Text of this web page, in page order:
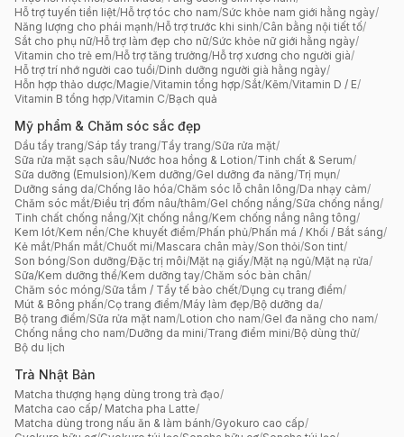
Hỗ trợ tuyến tiền liệt/Hỗ trợ tóc cho nam/Sức khỏe nam giới hằng ngày/
Năng lượng cho phái mạnh/Hỗ trợ trước khi sinh/Cân bằng nội tiết tố/
Sắt cho phụ nữ/Hỗ trợ làm đẹp cho nữ/Sức khỏe nữ giới hằng ngày/
Vitamin cho trẻ em/Hỗ trợ tăng trưởng/Hỗ trợ xương cho người già/
Hỗ trợ trí nhớ người cao tuổi/Dinh dưỡng người già hằng ngày/
Hỗn hợp thảo dược/Magie/Vitamin tổng hợp/Sắt/Kẽm/Vitamin D / E/
Vitamin B tổng hợp/Vitamin C/Bạch quả
Mỹ phẩm & Chăm sóc sắc đẹp
Dầu tẩy trang/Sáp tẩy trang/Tẩy trang/Sữa rửa mặt/
Sữa rửa mặt sạch sâu/Nước hoa hồng & Lotion/Tinh chất & Serum/
Sữa dưỡng (Emulsion)/Kem dưỡng/Gel dưỡng đa năng/Trị mụn/
Dưỡng sáng da/Chống lão hóa/Chăm sóc lỗ chân lông/Da nhạy cảm/
Chăm sóc mắt/Điều trị đốm nâu/thâm/Gel chống nắng/Sữa chống nắng/
Tinh chất chống nắng/Xịt chống nắng/Kem chống nắng nâng tông/
Kem lót/Kem nền/Che khuyết điểm/Phấn phủ/Phấn má / Khối / Bắt sáng/
Kẻ mắt/Phấn mắt/Chuốt mi/Mascara chân mày/Son thỏi/Son tint/
Son bóng/Son dưỡng/Đặc trị môi/Mặt nạ giấy/Mặt nạ ngủ/Mặt nạ rửa/
Sữa/Kem dưỡng thể/Kem dưỡng tay/Chăm sóc bàn chân/
Chăm sóc móng/Sữa tắm / Tẩy tế bào chết/Dụng cụ trang điểm/
Mút & Bông phấn/Cọ trang điểm/Máy làm đẹp/Bộ dưỡng da/
Bộ trang điểm/Sữa rửa mặt nam/Lotion cho nam/Gel đa năng cho nam/
Chống nắng cho nam/Dưỡng da mini/Trang điểm mini/Bộ dùng thử/
Bộ du lịch
Trà Nhật Bản
Matcha thượng hạng dùng trong trà đạo/
Matcha cao cấp/ Matcha pha Latte/
Matcha dùng trong nấu ăn & làm bánh/Gyokuro cao cấp/